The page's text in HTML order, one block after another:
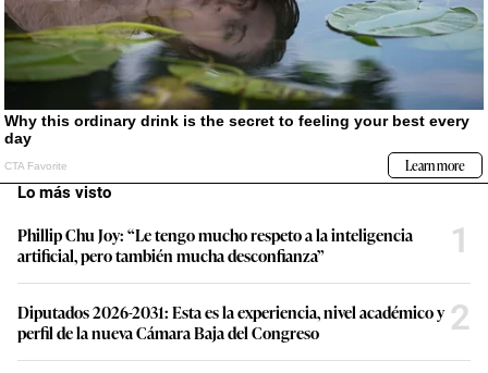
Lo más visto
Phillip Chu Joy: “Le tengo mucho respeto a la inteligencia
artificial, pero también mucha desconfianza”
1
Diputados 2026-2031: Esta es la experiencia, nivel académico y
perfil de la nueva Cámara Baja del Congreso
2